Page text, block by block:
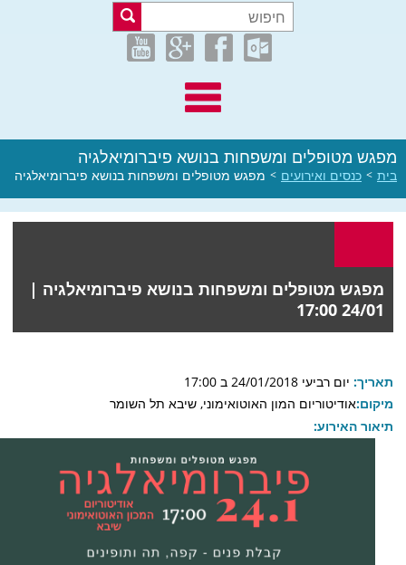
מפגש מטופלים ומשפחות בנושא פיברומיאלגיה
בית > כנסים ואירועים > מפגש מטופלים ומשפחות בנושא פיברומיאלגיה
מפגש מטופלים ומשפחות בנושא פיברומיאלגיה |
24/01 17:00
תאריך:יום רביעי 24/01/2018 ב 17:00
מיקום:אודיטוריום המון האוטואימוני, שיבא תל השומר
תיאור האירוע: